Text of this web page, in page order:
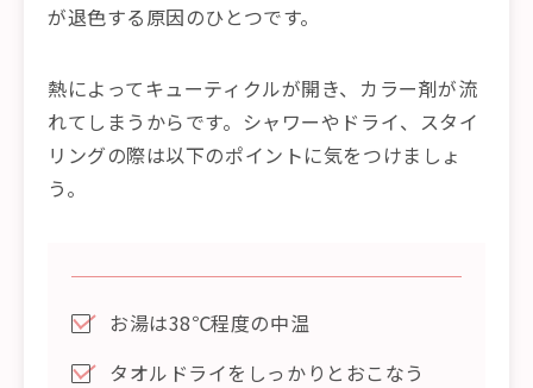
が退色する原因のひとつです。
熱によってキューティクルが開き、カラー剤が流
れてしまうからです。シャワーやドライ、スタイ
リングの際は以下のポイントに気をつけましょ
う。
お湯は38℃程度の中温
タオルドライをしっかりとおこなう